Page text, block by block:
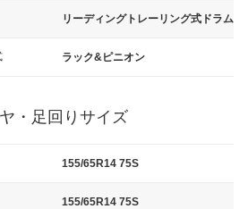
リーディングトレーリング式ドラム
ラック&ピニオン
・足回りサイズ
155/65R14 75S
155/65R14 75S